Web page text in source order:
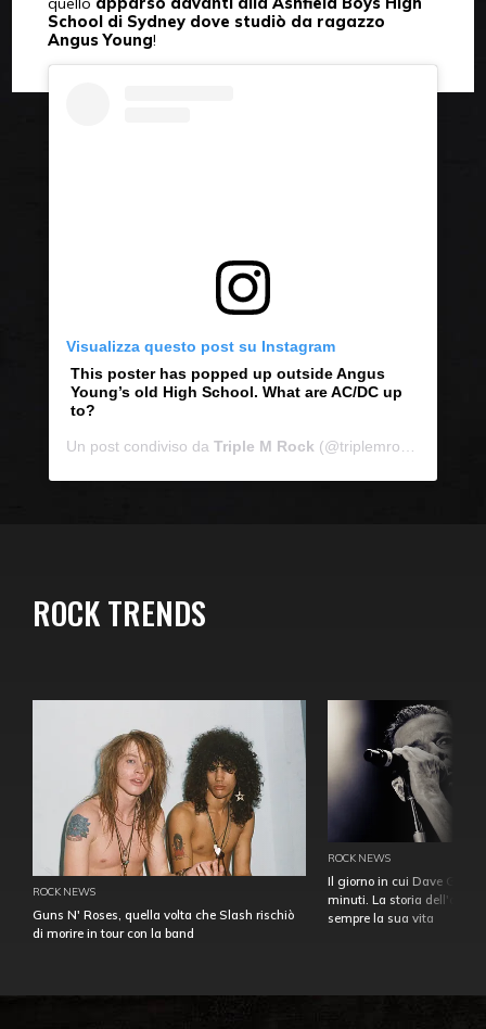
School di Sydney dove studiò da ragazzo
Angus Young!
Visualizza questo post su Instagram
This poster has popped up outside Angus
Young’s old High School. What are AC/DC up
to?
Un post condiviso da Triple M Rock (@triplemrock) in data:
ROCK TRENDS
ROCK NEWS
Guns N' Roses, quella volta che Slash rischiò
di morire in tour con la band
ROCK NEWS
Il giorno in cui Dave
minuti. La storia
sempre la sua vita